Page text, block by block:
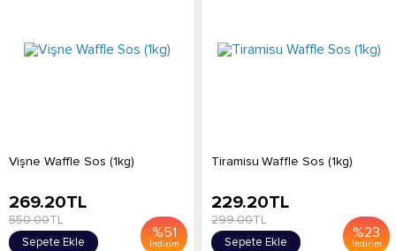
Vişne Waffle Sos (1kg)
%51
İndirim
269.20TL
550.00TL
Sepete Ekle
Tiramisu Waffle Sos (1kg)
%23
İndirim
229.20TL
299.00TL
Sepete Ekle